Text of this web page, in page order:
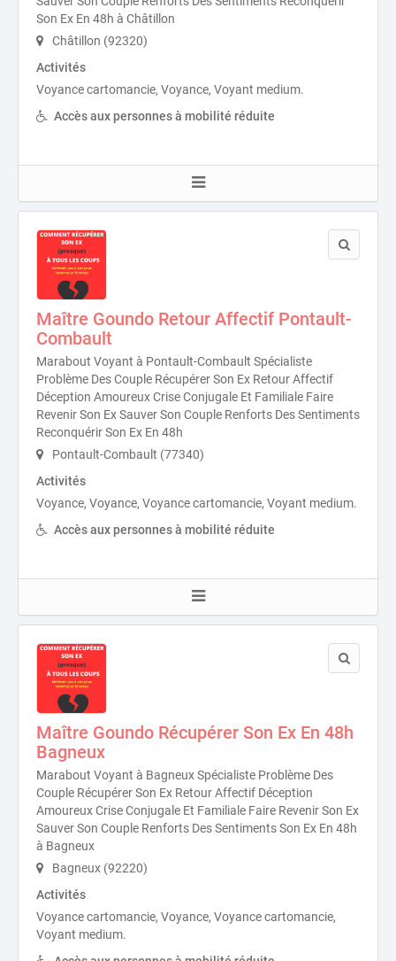
Son Ex En 48h à Châtillon
Châtillon (92320)
Activités
Voyance cartomancie, Voyance, Voyant medium.
Accès aux personnes à mobilité réduite
Maître Goundo Retour Affectif Pontault-
Combault
Marabout Voyant à Pontault-Combault Spécialiste
Problème Des Couple Récupérer Son Ex Retour Affectif
Déception Amoureux Crise Conjugale Et Familiale Faire
Revenir Son Ex Sauver Son Couple Renforts Des Sentiments
Reconquérir Son Ex En 48h
Pontault-Combault (77340)
Activités
Voyance, Voyance, Voyance cartomancie, Voyant medium.
Accès aux personnes à mobilité réduite
Maître Goundo Récupérer Son Ex En 48h
Bagneux
Marabout Voyant à Bagneux Spécialiste Problème Des
Couple Récupérer Son Ex Retour Affectif Déception
Amoureux Crise Conjugale Et Familiale Faire Revenir Son Ex
Sauver Son Couple Renforts Des Sentiments Son Ex En 48h
à Bagneux
Bagneux (92220)
Activités
Voyance cartomancie, Voyance, Voyance cartomancie,
Voyant medium.